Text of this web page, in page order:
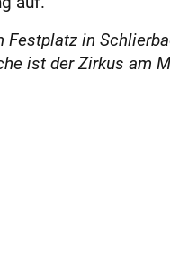
in
ist der Zirkus am